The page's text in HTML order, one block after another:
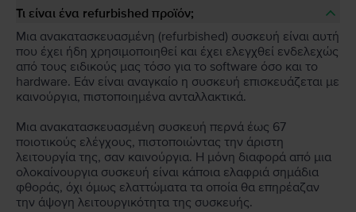
Τι είναι ένα refurbished προϊόν;
Μια ανακατασκευασμένη (refurbished) συσκευή είναι αυτή
που έχει ήδη χρησιμοποιηθεί και έχει ελεγχθεί ενδελεχώς
από τους ειδικούς μας τόσο για το software όσο και το
hardware. Εάν είναι αναγκαίο η συσκευή επισκευάζεται με
καινούργια, πιστοποιημένα ανταλλακτικά.
Μια ανακατασκευασμένη συσκευή περνά έως 67
ποιοτικούς ελέγχους, πιστοποιώντας την άριστη
λειτουργία της, σαν καινούργια. Η μόνη διαφορά από μια
ολοκαίνουργια συσκευή είναι κάποια ελαφριά σημάδια
φθοράς, όχι όμως ελαττώματα τα οποία θα επηρέαζαν
την άψογη λειτουργικότητα της συσκευής.